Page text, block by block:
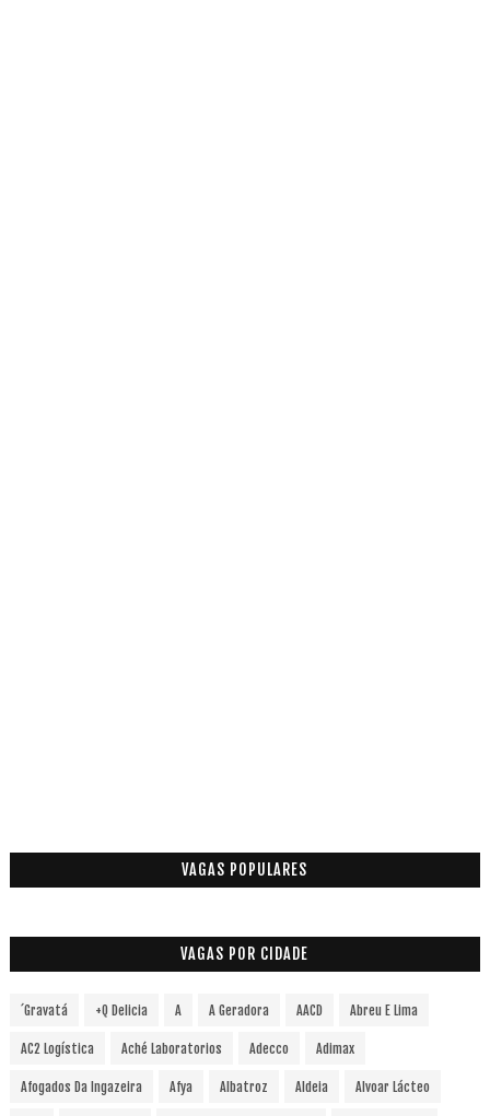
VAGAS POPULARES
VAGAS POR CIDADE
´Gravatá +Q Delicia A A Geradora AACD Abreu E Lima
AC2 Logística Aché Laboratorios Adecco Adimax
Afogados Da Ingazeira Afya Albatroz Aldeia Alvoar Lácteo